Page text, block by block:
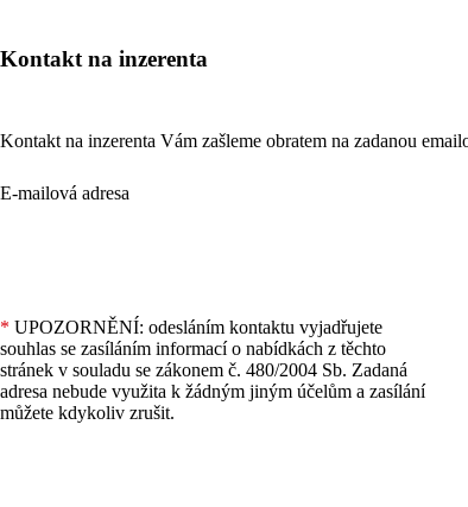
Kontakt na inzerenta
Kontakt na inzerenta Vám zašleme obratem na zadanou
E-mailová adresa
* UPOZORNĚNÍ: odesláním kontaktu vyjadřujete
souhlas se zasíláním informací o nabídkách z těchto
stránek v souladu se zákonem č. 480/2004 Sb. Zadaná
adresa nebude využita k žádným jiným účelům a zasílání
můžete kdykoliv zrušit.